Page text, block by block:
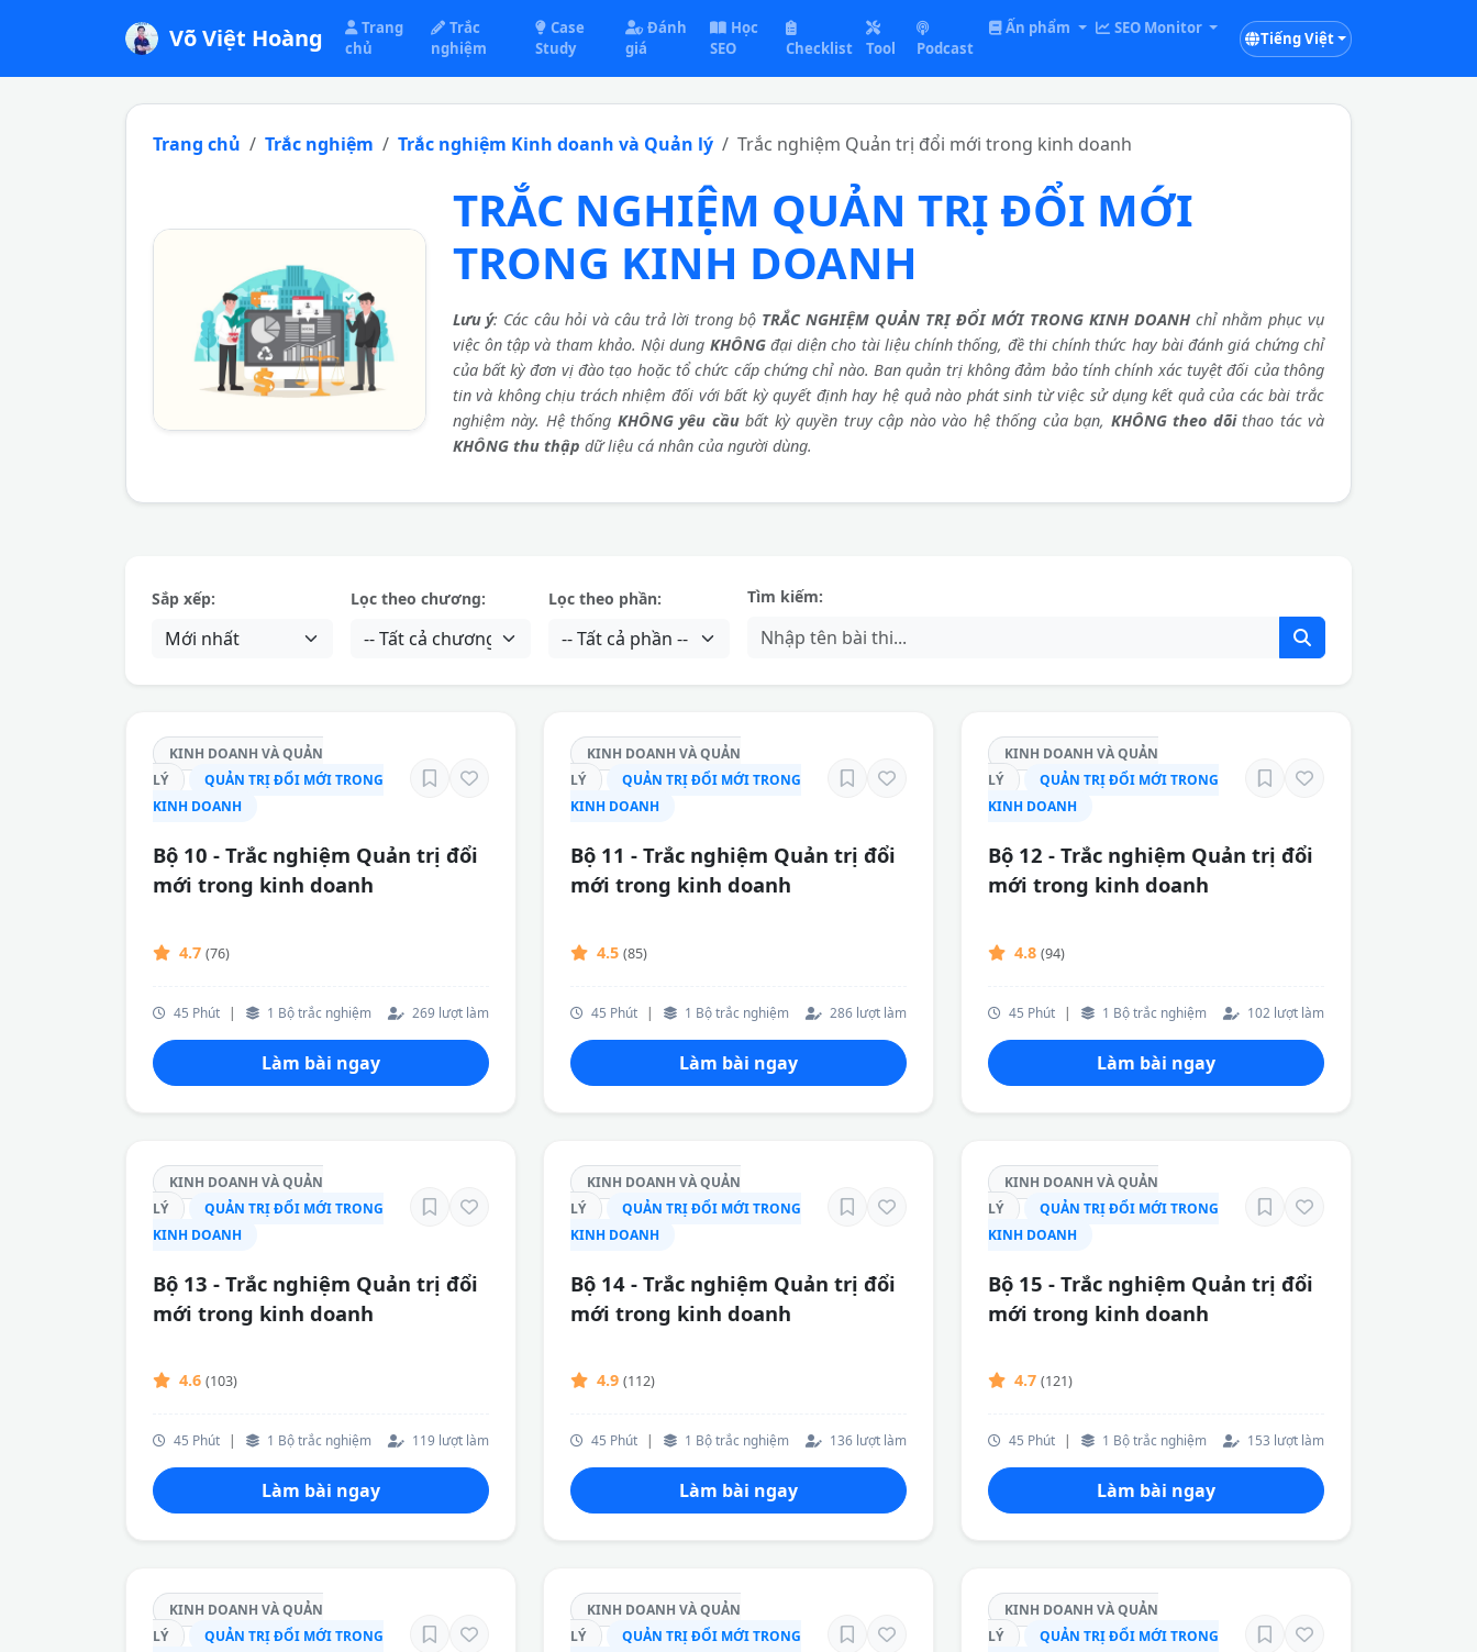
Võ Việt Hoàng
Trang
chủ
Trắc
nghiệm
Case
Study
Đánh
giá
Học
SEO
Checklist Tool Podcast
Ấn phẩm SEO Monitor
Tiếng Việt
Trang chủ Trắc nghiệm Trắc nghiệm Kinh doanh và Quản lý Trắc nghiệm Quản trị đổi mới trong kinh doanh
TRẮC NGHIỆM QUẢN TRỊ ĐỔI MỚI
TRONG KINH DOANH
Lưu ý: Các câu hỏi và câu trả lời trong bộ TRẮC NGHIỆM QUẢN TRỊ ĐỔI MỚI TRONG KINH DOANH chỉ nhằm phục vụ
việc ôn tập và tham khảo. Nội dung KHÔNGđại diện cho tài liệu chính thống, đề thi chính thức hay bài đánh giá chứng chỉ
của bất kỳ đơn vị đào tạo hoặc tổ chức cấp chứng chỉ nào. Ban quản trị không đảm bảo tính chính xác tuyệt đối của thông
tin và không chịu trách nhiệm đối với bất kỳ quyết định hay hệ quả nào phát sinh từ việc sử dụng kết quả của các bài trắc
nghiệm này. Hệ thống KHÔNG yêu cầubất kỳ quyền truy cập nào vào hệ thống của bạn, KHÔNG theo dõithao tác và
KHÔNG thu thập dữ liệu cá nhân của người dùng.
Sắp xếp: Lọc theo chương: Lọc theo phần: Tìm kiếm:
KINH DOANH VÀ QUẢN
LÝ
QUẢN TRỊ ĐỔI MỚI TRONG
KINH DOANH
Bộ 10 - Trắc nghiệm Quản trị đổi
mới trong kinh doanh
4.7 (76)
45 Phút | 1 Bộ trắc nghiệm 269 lượt làm
Làm bài ngay
KINH DOANH VÀ QUẢN
LÝ
QUẢN TRỊ ĐỔI MỚI TRONG
KINH DOANH
Bộ 11 - Trắc nghiệm Quản trị đổi
mới trong kinh doanh
4.5 (85)
45 Phút | 1 Bộ trắc nghiệm 286 lượt làm
Làm bài ngay
KINH DOANH VÀ QUẢN
LÝ
QUẢN TRỊ ĐỔI MỚI TRONG
KINH DOANH
Bộ 12 - Trắc nghiệm Quản trị đổi
mới trong kinh doanh
4.8 (94)
45 Phút | 1 Bộ trắc nghiệm 102 lượt làm
Làm bài ngay
KINH DOANH VÀ QUẢN
LÝ
QUẢN TRỊ ĐỔI MỚI TRONG
KINH DOANH
Bộ 13 - Trắc nghiệm Quản trị đổi
mới trong kinh doanh
4.6 (103)
45 Phút | 1 Bộ trắc nghiệm 119 lượt làm
Làm bài ngay
KINH DOANH VÀ QUẢN
LÝ
QUẢN TRỊ ĐỔI MỚI TRONG
KINH DOANH
Bộ 14 - Trắc nghiệm Quản trị đổi
mới trong kinh doanh
4.9 (112)
45 Phút | 1 Bộ trắc nghiệm 136 lượt làm
Làm bài ngay
KINH DOANH VÀ QUẢN
LÝ
QUẢN TRỊ ĐỔI MỚI TRONG
KINH DOANH
Bộ 15 - Trắc nghiệm Quản trị đổi
mới trong kinh doanh
4.7 (121)
45 Phút | 1 Bộ trắc nghiệm 153 lượt làm
Làm bài ngay
KINH DOANH VÀ QUẢN
LÝ
QUẢN TRỊ ĐỔI MỚI TRONG
KINH DOANH VÀ QUẢN
LÝ
QUẢN TRỊ ĐỔI MỚI TRONG
KINH DOANH VÀ QUẢN
LÝ
QUẢN TRỊ ĐỔI MỚI TRONG